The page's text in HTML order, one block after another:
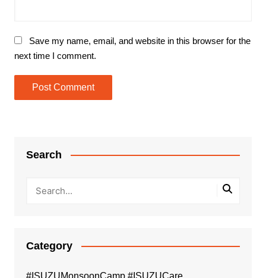
Save my name, email, and website in this browser for the
next time I comment.
Search
Category
#ISUZUMonsoonCamp #ISUZUCare